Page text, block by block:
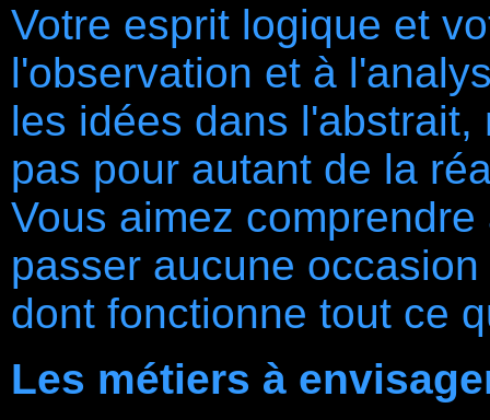
Votre esprit logique et
l'observation et à
les idées dans
pas pour autant de la
Vous aimez
passer aucune
dont fonctionne tout ce
Les métiers à